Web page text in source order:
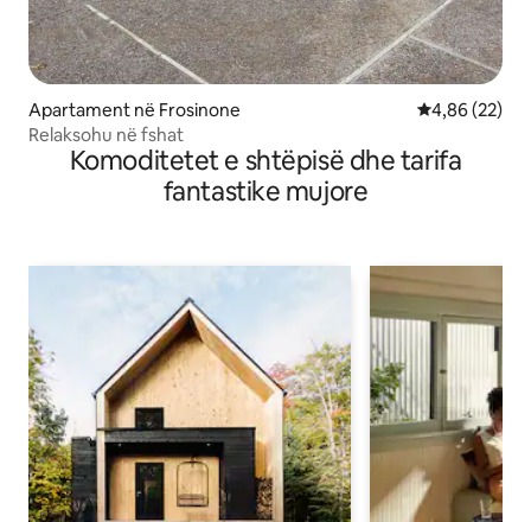
Apartament në Frosinone Vlerësimi
4,86 (22)
Relaksohu në fshat
Komoditetet e shtëpisë dhe tarifa
fantastike mujore